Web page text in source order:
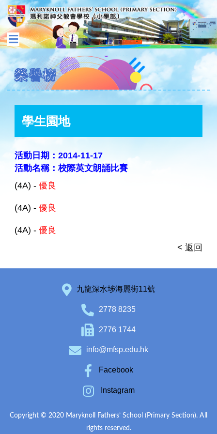
榮譽榜
學生園地
活動日期：2014-11-17
活動名稱：校際英文朗誦比賽
(4A) - 優良
(4A) - 優良
(4A) - 優良
< 返回
九龍深水埗海麗街11號
2778 8235
2776 1744
info@mfsp.edu.hk
Facebook
Instagram
Copyright © 2020 Maryknoll Fathers’ School (Primary Section). All
rights reserved.